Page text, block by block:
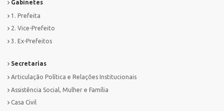
Gabinetes
1. Prefeita
2. Vice-Prefeito
3. Ex-Prefeitos
Secretarias
Articulação Política e Relações Institucionais
Assistência Social, Mulher e Família
Casa Civil